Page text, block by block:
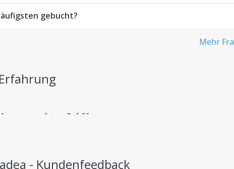
gebucht?
Mehr
versteckten Gebühren
- Kundenfeedback